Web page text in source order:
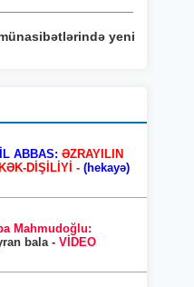
yeni
ABBAS: ƏZRAYILIN
DİŞİLİYİ - (hekayə)
Mahmudoğlu:
bala - VİDEO